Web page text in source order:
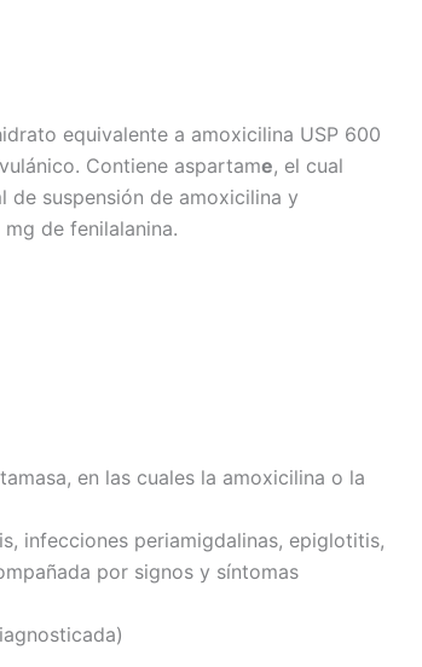
equivalente a amoxicilina USP 600
Contiene aspartame, el cual
suspensión de amoxicilina y
de fenilalanina.
en las cuales la amoxicilina o la
infecciones periamigdalinas, epiglotitis,
por signos y síntomas